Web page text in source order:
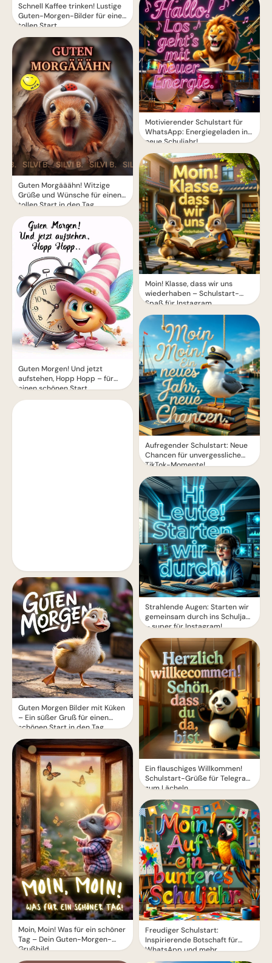
Schnell Kaffee trinken! Lustige
Guten-Morgen-Bilder für einen
tollen Start
Guten Morgääähn! Witzige
Grüße und Wünsche für einen
tollen Start in den Tag
Guten Morgen! Und jetzt
aufstehen, Hopp Hopp – für
einen schönen Start
Guten Morgen Bilder mit Küken
– Ein süßer Gruß für einen
schönen Start in den Tag
Moin, Moin! Was für ein schöner
Tag – Dein Guten-Morgen-
Grußbild
Motivierender Schulstart für
WhatsApp: Energiegeladen ins
neue Schuljahr!
Moin! Klasse, dass wir uns
wiederhaben – Schulstart-
Spaß für Instagram
Aufregender Schulstart: Neue
Chancen für unvergessliche
TikTok-Momente!
Strahlende Augen: Starten wir
gemeinsam durch ins Schuljahr
– super für Instagram!
Ein flauschiges Willkommen!
Schulstart-Grüße für Telegram
zum Lächeln
Freudiger Schulstart:
Inspirierende Botschaft für
WhatsApp und mehr